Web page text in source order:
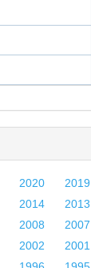
2020 2019
2014 2013
2008 2007
2002 2001